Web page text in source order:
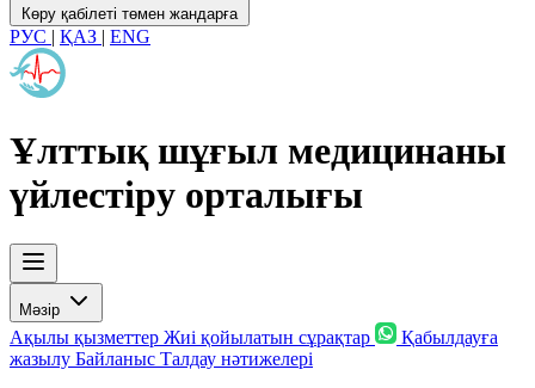
Көру қабілеті төмен жандарға
РУС | ҚАЗ | ENG
Ұлттық шұғыл медицинаны
үйлестіру орталығы
Мәзір
Ақылы қызметтер Жиі қойылатын сұрақтар
Қабылдауға
жазылу Байланыс Талдау нәтижелері